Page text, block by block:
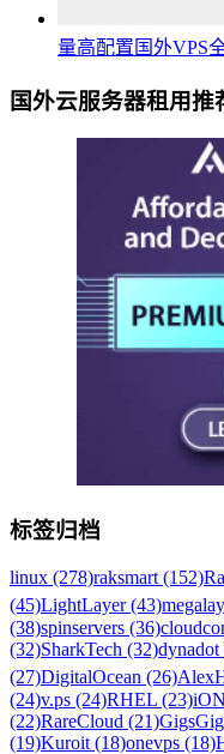
量高配置国外VPS
国外云服务器租用推
标签归档
linux (278)raksmart (152)
(45)LightLayer (43)
(38)spinservers (36)
(32)SharkTech (32)dynadot
(27)DigitalOcean (26)
(24)v.ps (24)RHEL (23)
(22)RareCloud (21)
(19)Kuroit (18)onevps (18)